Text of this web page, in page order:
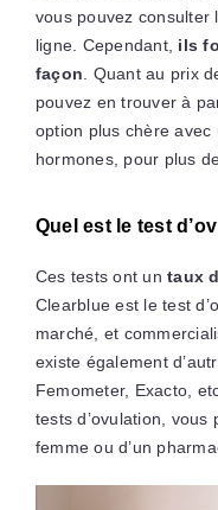
vous pouvez consulter
ligne. Cependant, ils
façon. Quant au prix
pouvez en trouver à
option plus chère
hormones, pour plus
Quel est le test
Ces tests ont untaux
Clearblue est le test
marché, et
existe également
Femometer, Exacto,
tests d’ovulation, vous
femme ou d’un